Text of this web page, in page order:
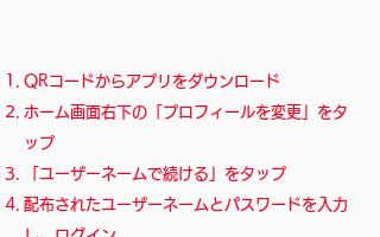
QRコードからアプリをダウンロード
ホーム画面右下の「プロフィールを変更」をタ
ップ
「ユーザーネームで続ける」をタップ
配布されたユーザーネームとパスワードを入力